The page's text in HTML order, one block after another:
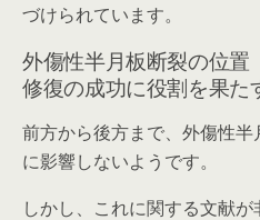
づけられています。
外傷性半月板断裂の位置
修復の成功に役割を果た
前方から後方まで、外傷性
に影響しないようです。
しかし、これに関する文献